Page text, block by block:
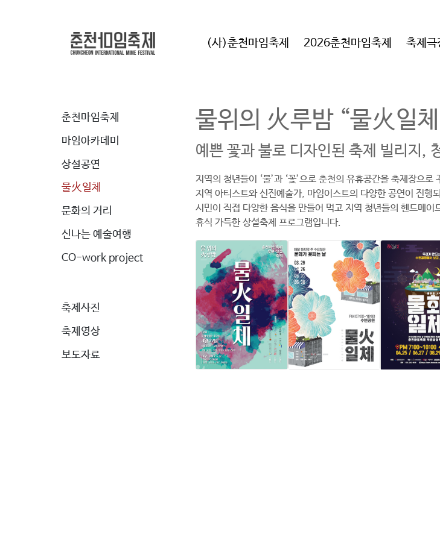
(사)춘천마임축제 2026춘천마임축제 축제극
춘천마임축제
마임아카데미
상설공연
물火일체
문화의 거리
신나는 예술여행
CO-work project
축제사진
축제영상
보도자료
물위의 火루밤 “물火일
예쁜 꽃과 불로 디자인된 축제 빌리지,
지역의 청년들이 ‘불’과 ‘꽃’으로 춘천의 유휴공간을 축제장으로
지역 아티스트와 신진예술가, 마임이스트의 다양한 공연이 진행
시민이 직접 다양한 음식을 만들어 먹고 지역 청년들의 헨드메이
휴식 가득한 상설축제 프로그램입니다.